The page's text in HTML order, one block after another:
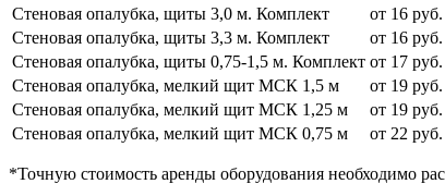
Стеновая опалубка, щиты 3,0 м. Комплект
от 16
Стеновая опалубка, щиты 3,3 м. Комплект
от 16
Стеновая опалубка, щиты 0,75-1,5 м. Комплект от 17
Стеновая опалубка, мелкий щит МСК 1,5 м
от 19
Стеновая опалубка, мелкий щит МСК 1,25 м
от 19
Стеновая опалубка, мелкий щит МСК 0,75 м
от 22
*Точную стоимость аренды оборудования необходимо